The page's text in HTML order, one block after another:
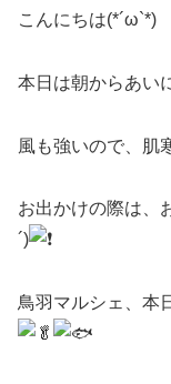
こんにちは(*´ω`*)
本日は朝からあい
風も強いので、肌
お出かけの際は、
´)
鳥羽マルシェ、本